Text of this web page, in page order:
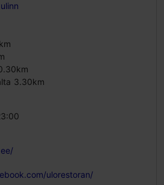
3.30km
ulorestoran/